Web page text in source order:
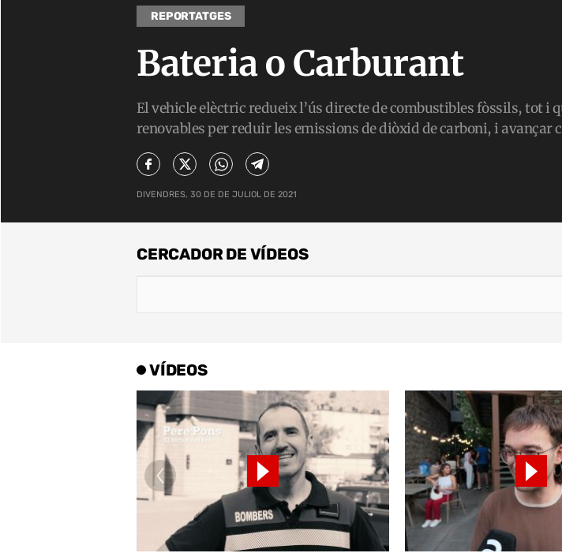
REPORTATGES
Bateria o Carburant
El vehicle elèctric redueix l’ús directe de combustibles fòssils, tot i
renovables per reduir les emissions de diòxid de carboni, i
DIVENDRES, 30 DE DE JULIOL DE 2021
CERCADOR DE VÍDEOS
VÍDEOS